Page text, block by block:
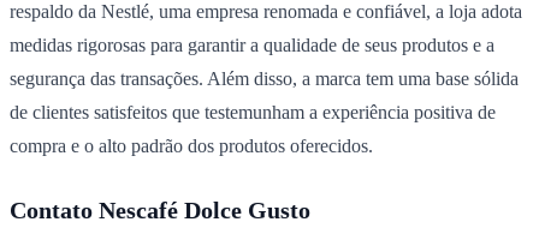
respaldo da Nestlé, uma empresa renomada e confiável, a loja adota
medidas rigorosas para garantir a qualidade de seus produtos e a
segurança das transações. Além disso, a marca tem uma base sólida
de clientes satisfeitos que testemunham a experiência positiva de
compra e o alto padrão dos produtos oferecidos.
Contato Nescafé Dolce Gusto